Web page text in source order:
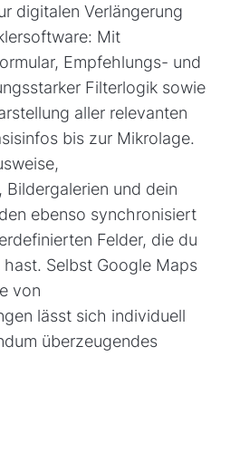
digitalen Verlängerung
Mit
Empfehlungs- und
Filterlogik sowie
aller relevanten
bis zur Mikrolage.
und dein
ebenso synchronisiert
Felder, die du
Selbst Google Maps
von
lässt sich individuell
überzeugendes